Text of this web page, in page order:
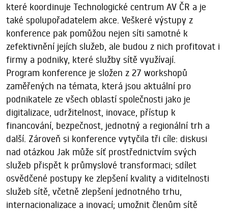
které koordinuje Technologické centrum AV ČR a je
také spolupořadatelem akce. Veškeré výstupy z
konference pak pomůžou nejen síti samotné k
zefektivnění jejích služeb, ale budou z nich profitovat i
firmy a podniky, které služby sítě využívají.
Program konference je složen z 27 workshopů
zaměřených na témata, která jsou aktuální pro
podnikatele ze všech oblastí společnosti jako je
digitalizace, udržitelnost, inovace, přístup k
financování, bezpečnost, jednotný a regionální trh a
další. Zároveň si konference vytyčila tři cíle: diskusi
nad otázkou Jak může síť prostřednictvím svých
služeb přispět k průmyslové transformaci; sdílet
osvědčené postupy ke zlepšení kvality a viditelnosti
služeb sítě, včetně zlepšení jednotného trhu,
internacionalizace a inovací; umožnit členům sítě